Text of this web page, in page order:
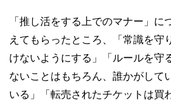
「推し活をする上でのマナー」に
えてもらったところ、「常識を守
けないようにする」「ルールを守
ないことはもちろん、誰かがして
いる」「転売されたチケットは買